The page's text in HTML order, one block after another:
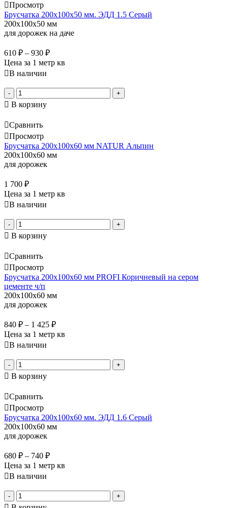
Просмотр
Брусчатка 200х100х50 мм. ЭДД 1.5 Серый
200x100x50 мм
для дорожек на даче
610 ₽ – 930 ₽
Цена за 1 метр кв
В наличии
- +
В корзину
Сравнить
Просмотр
Брусчатка 200х100х60 мм NATUR Альпин
200x100x60 мм
для дорожек
1 700 ₽
Цена за 1 метр кв
В наличии
- +
В корзину
Сравнить
Просмотр
Брусчатка 200х100х60 мм PROFI Коричневый на сером
цементе ч/п
200x100x60 мм
для дорожек
840 ₽ – 1 425 ₽
Цена за 1 метр кв
В наличии
- +
В корзину
Сравнить
Просмотр
Брусчатка 200х100х60 мм. ЭДД 1.6 Серый
200x100x60 мм
для дорожек
680 ₽ – 740 ₽
Цена за 1 метр кв
В наличии
- +